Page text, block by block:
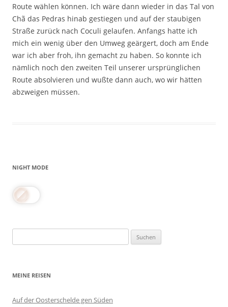
Route wählen können. Ich wäre dann wieder in das Tal von
Chã das Pedras hinab gestiegen und auf der staubigen
Straße zurück nach Coculi gelaufen. Anfangs hatte ich
mich ein wenig über den Umweg geärgert, doch am Ende
war ich aber froh, ihn gemacht zu haben. So konnte ich
nämlich noch den zweiten Teil unserer ursprünglichen
Route absolvieren und wußte dann auch, wo wir hätten
abzweigen müssen.
NIGHT MODE
nach:
MEINE REISEN
Auf der Oosterschelde gen Süden